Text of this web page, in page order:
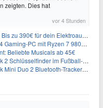
zeigten. Dies hat
vor 4 Stunden
für dein Elektroauto mit geld-fuer-eAuto.de
mit Ryzen 7 9800X3D und RTX 5080 für 2.599€
Beliebte Musicals ab 45€
im Fußball-Design für 10,98€
2 Bluetooth-Tracker 4er-Pack für 28,99€